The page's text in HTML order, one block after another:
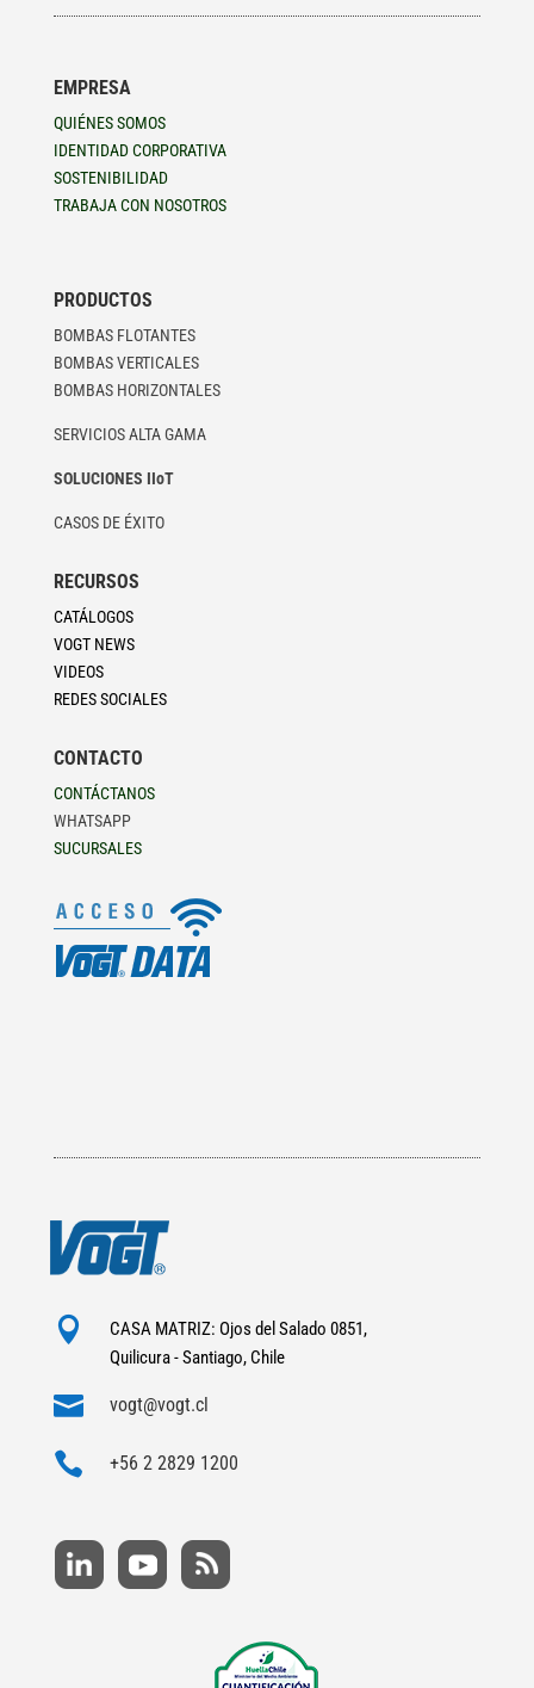
EMPRESA
QUIÉNES SOMOS
IDENTIDAD CORPORATIVA
SOSTENIBILIDAD
TRABAJA CON NOSOTROS
PRODUCTOS
BOMBAS FLOTANTES
BOMBAS VERTICALES
BOMBAS HORIZONTALES
SERVICIOS ALTA GAMA
SOLUCIONES IIoT
CASOS DE ÉXITO
RECURSOS
CATÁLOGOS
VOGT NEWS
VIDEOS
REDES SOCIALES
CONTACTO
CONTÁCTANOS
WHATSAPP
SUCURSALES

CASA MATRIZ: Ojos del Salado 0851,
Quilicura - Santiago, Chile
 vogt@vogt.cl
 +56 2 2829 1200